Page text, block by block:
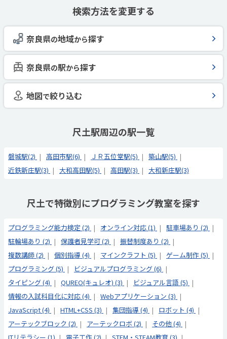
検索方法を変更する
奈良県の地域から探す
奈良県の駅から探す
地図で絞り込む
尺土駅周辺の駅一覧
磐城駅(2) 高田市駅(6) ＪＲ五位堂駅(5)
築山駅(5)
近鉄新庄駅(3)
大和高田駅(5) 高田駅(3) 大和新庄駅(3)
尺土で特徴別にプログラミング教室を探す
プログラミング能力検定 (2) オンライン対応 (1)
駐車場あり (2)
駐輪場あり (2)
保護者見学可 (2)
振替制度あり (2)
複数講師 (2)
個別指導 (4) マインクラフト (5)
ゲーム制作 (5)
プログラミング (5)
ビジュアルプログラミング (6)
タイピング (4)
QUREO(キュレオ) (3)
ビジュアル言語 (5)
情報の入試科目化に対応 (4)
Webアプリケーション (3)
JavaScript (4)
HTML+CSS (3) 集団指導 (4)
ロボット (4)
アーテックブロック (2)
アーテックロボ (2)
その他 (4)